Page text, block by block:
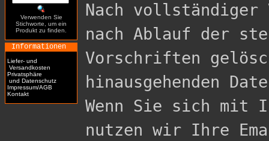
Verwenden Sie
Stichworte, um ein
Produkt zu finden.
Informationen
Liefer- und
Versandkosten
Privatsphäre
und Datenschutz
Impressum/AGB
Kontakt
Nach vollständiger
nach Ablauf der
Vorschriften
hinausgehenden
Wenn Sie sich mit
nutzen wir Ihre